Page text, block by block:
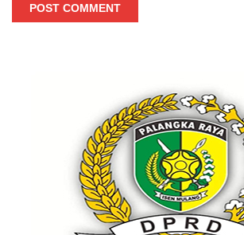
POST COMMENT